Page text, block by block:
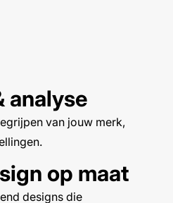
analyse
van jouw merk,
op maat
designs die